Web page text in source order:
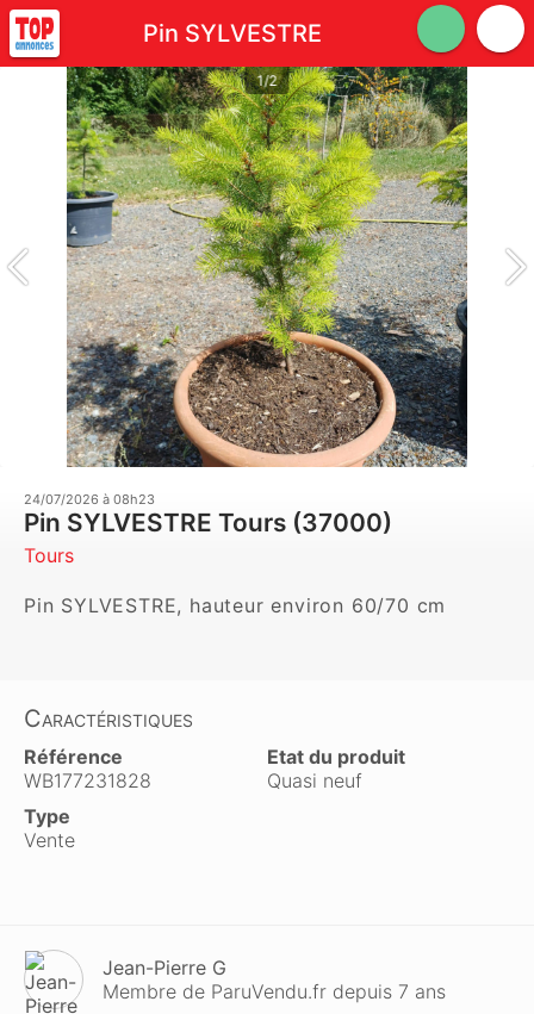
Pin SYLVESTRE
1/2
24/07/2026 à 08h23
Pin SYLVESTRE Tours (37000)
Tours
Pin SYLVESTRE, hauteur environ 60/70 cm
Caractéristiques
Référence
WB177231828
Etat du produit
Quasi neuf
Type
Vente
Jean-Pierre G
Membre de ParuVendu.fr depuis 7 ans